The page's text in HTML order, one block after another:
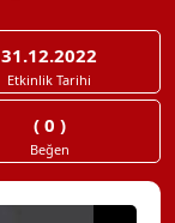
31.12.2022
Etkinlik Tarihi
( 0 )
Beğen